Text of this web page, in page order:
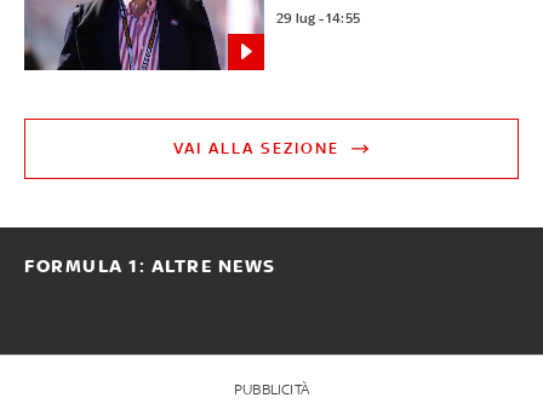
29 lug - 14:55
VAI ALLA SEZIONE
FORMULA 1: ALTRE NEWS
PUBBLICITÀ